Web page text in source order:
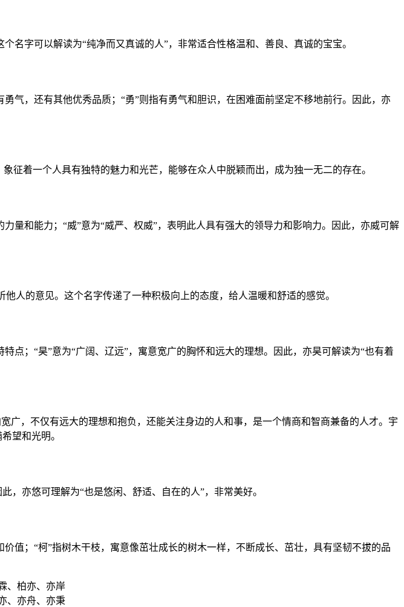
字可以解读为“纯净而又真诚的人”，非常适合性格温和、善良、真诚的宝宝。
气，还有其他优秀品质；“勇”则指有勇气和胆识，在困难面前坚定不移地前行。因此，亦
征着一个人具有独特的魅力和光芒，能够在众人中脱颖而出，成为独一无二的存在。
量和能力；“威”意为“威严、权威”，表明此人具有强大的领导力和影响力。因此，亦威可解
人的意见。这个名字传递了一种积极向上的态度，给人温暖和舒适的感觉。
；“昊”意为“广阔、辽远”，寓意宽广的胸怀和远大的理想。因此，亦昊可解读为“也有着
，不仅有远大的理想和抱负，还能关注身边的人和事，是一个情商和智商兼备的人才。宇
望和光明。
，亦悠可理解为“也是悠闲、舒适、自在的人”，非常美好。
值；“柯”指树木干枝，寓意像茁壮成长的树木一样，不断成长、茁壮，具有坚韧不拔的品
、柏亦、亦岸
、亦舟、亦秉